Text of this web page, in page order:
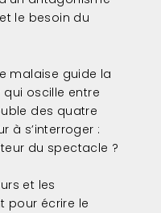
le besoin du
malaise guide la
oscille entre
des quatre
à s’interroger :
du spectacle ?
et les
pour écrire le